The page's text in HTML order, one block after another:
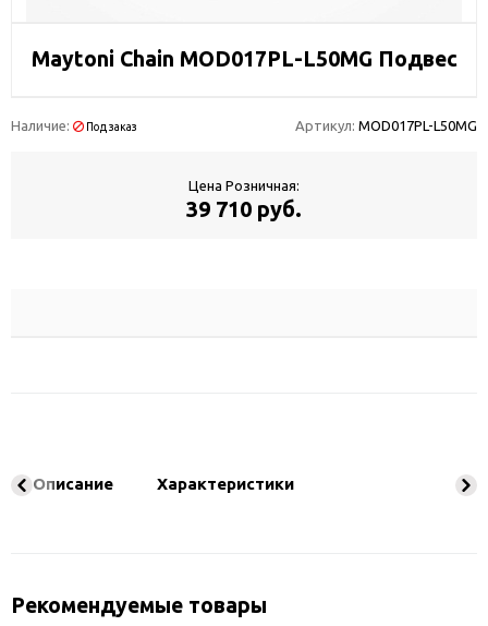
Maytoni Chain MOD017PL-L50MG Подвес
Наличие: Под заказ Артикул: MOD017PL-L50MG
Цена Розничная:
39 710 руб.
Описание Характеристики
Рекомендуемые товары